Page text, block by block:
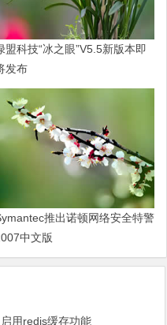
盟科技“冰之眼”V5.5新版本即
发布
推出诺顿网络安全特警
中文版
用redis缓存功能